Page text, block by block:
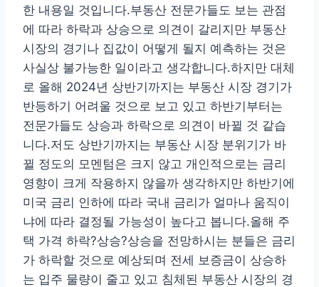
한 내용일 것입니다.부동산 전문가들도 보는 관점
에 따라 하락과 상승으로 의견이 갈리지만 부동산
시장의 경기나 집값이 어떻게 될지 예측하는 것은
사실상 불가능한 일이라고 생각합니다.하지만 대체
로 올해 2024년 상반기까지는 부동산 시장 경기가
반등하기 어려울 것으로 보고 있고 하반기부터는
전문가들도 상승과 하락으로 의견이 바뀔 것 같습
니다.저도 상반기까지는 부동산 시장 분위기가 바
뀔 정도의 모멘텀은 크지 않고 개인적으로는 금리
영향이 크게 작용하지 않을까 생각하지만 하반기에
미국 금리 인하에 따라 국내 금리가 얼마나 움직이
냐에 따라 결정될 가능성이 높다고 봅니다.올해 주
택 가격 하락?상승?상승을 전망하시는 분들은 금리
가 하락할 것으로 예상되며 전세 보증금이 상승하
는 입주 물량이 줄고 있고 침체된 부동산 시장의 경